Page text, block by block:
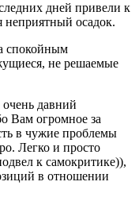
дней привели к
неприятный осадок.
спокойным
не решаемые
давний
Вам огромное за
в чужие проблемы
Легко и просто
к самокритике)),
в отношении